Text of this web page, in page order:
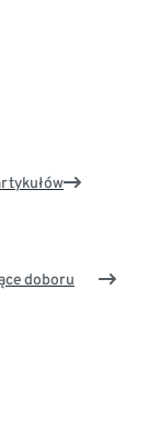
doboru